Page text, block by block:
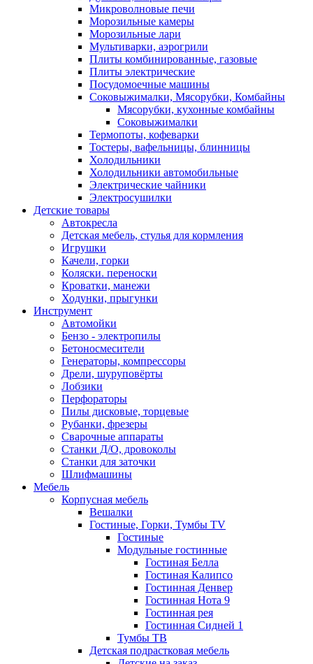
Микроволновые печи
Морозильные камеры
Морозильные лари
Мультиварки, аэрогрили
Плиты комбинированные, газовые
Плиты электрические
Посудомоечные машины
Соковыжималки, Мясорубки, Комбайны
Мясорубки, кухонные комбайны
Соковыжималки
Термопоты, кофеварки
Тостеры, вафельницы, блинницы
Холодильники
Холодильники автомобильные
Электрические чайники
Электросушилки
Детские товары
Автокресла
Детская мебель, стулья для кормления
Игрушки
Качели, горки
Коляски. переноски
Кроватки, манежи
Ходунки, прыгунки
Инструмент
Автомойки
Бензо - электропилы
Бетоносмесители
Генераторы, компрессоры
Дрели, шуруповёрты
Лобзики
Перфораторы
Пилы дисковые, торцевые
Рубанки, фрезеры
Сварочные аппараты
Станки Д/О, дровоколы
Станки для заточки
Шлифмашины
Мебель
Корпусная мебель
Вешалки
Гостиные, Горки, Тумбы TV
Гостиные
Модульные гостинные
Гостиная Белла
Гостиная Калипсо
Гостинная Денвер
Гостинная Нота 9
Гостинная рея
Гостинная Сидней 1
Тумбы ТВ
Детская подрастковая мебель